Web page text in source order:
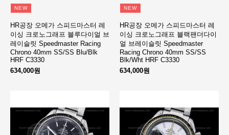
NEW
HR공장 오메가 스피드마스터 레
이싱 크로노그래프 블루다이얼 브
레이슬릿 Speedmaster Racing
Chrono 40mm SS/SS Blu/Blk
HRF C3330
634,000원
NEW
HR공장 오메가 스피드마스터 레
이싱 크로노그래프 블랙팬더다이
얼 브레이슬릿 Speedmaster
Racing Chrono 40mm SS/SS
Blk/Wht HRF C3330
634,000원